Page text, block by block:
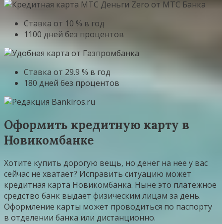
Ставка от 10 % в год
1100 дней без процентов
Ставка от 29.9 % в год
180 дней без процентов
Оформить кредитную карту в
Новикомбанке
Хотите купить дорогую вещь, но денег на нее у вас
сейчас не хватает? Исправить ситуацию может
кредитная карта Новикомбанка. Ныне это платежное
средство банк выдает физическим лицам за день.
Оформление карты может проводиться по паспорту
в отделении банка или дистанционно.